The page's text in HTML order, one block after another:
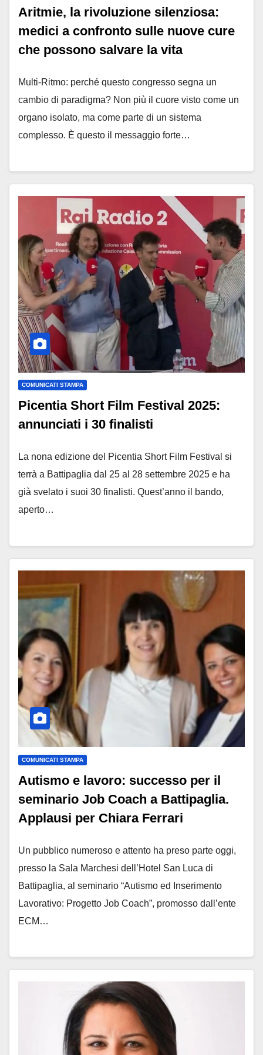
Aritmie, la rivoluzione silenziosa:
medici a confronto sulle nuove cure
che possono salvare la vita
Multi-Ritmo: perché questo congresso segna un
cambio di paradigma? Non più il cuore visto come un
organo isolato, ma come parte di un sistema
complesso. È questo il messaggio forte…
COMUNICATI STAMPA
Picentia Short Film Festival 2025:
annunciati i 30 finalisti
La nona edizione del Picentia Short Film Festival si
terrà a Battipaglia dal 25 al 28 settembre 2025 e ha
già svelato i suoi 30 finalisti. Quest’anno il bando,
aperto…
COMUNICATI STAMPA
Autismo e lavoro: successo per il
seminario Job Coach a Battipaglia.
Applausi per Chiara Ferrari
Un pubblico numeroso e attento ha preso parte oggi,
presso la Sala Marchesi dell’Hotel San Luca di
Battipaglia, al seminario “Autismo ed Inserimento
Lavorativo: Progetto Job Coach”, promosso dall’ente
ECM…